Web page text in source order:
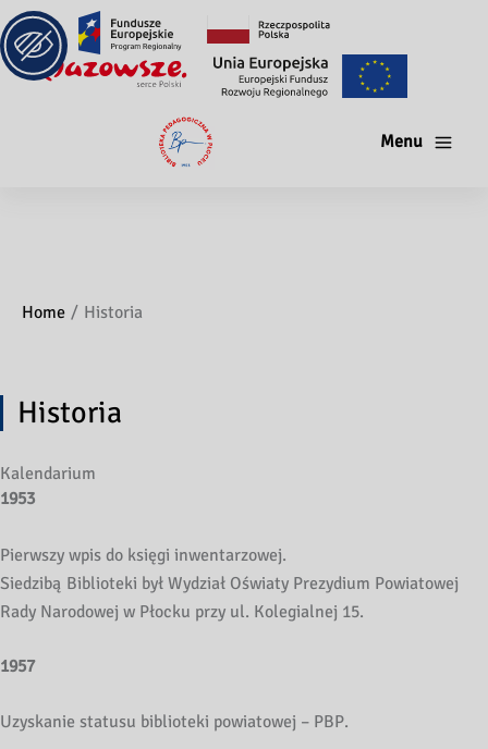
Menu
Home Historia
Historia
Kalendarium
1953
Pierwszy wpis do księgi inwentarzowej.
Siedzibą Biblioteki był Wydział Oświaty Prezydium Powiatowej
Rady Narodowej w Płocku przy ul. Kolegialnej 15.
1957
Uzyskanie statusu biblioteki powiatowej – PBP.